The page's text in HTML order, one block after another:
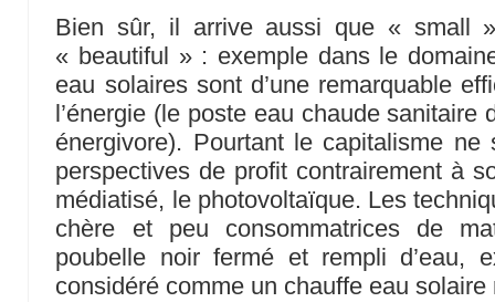
Bien sûr, il arrive aussi que « small
« beautiful » : exemple dans le
eau solaires sont d’une remarquable
l’énergie (le poste eau chaude sanitaire
énergivore). Pourtant le capitalisme ne
perspectives de profit contrairement à
médiatisé, le photovoltaïque. Les
chère et peu consommatrices de
poubelle noir fermé et rempli d’eau,
considéré comme un chauffe eau solaire